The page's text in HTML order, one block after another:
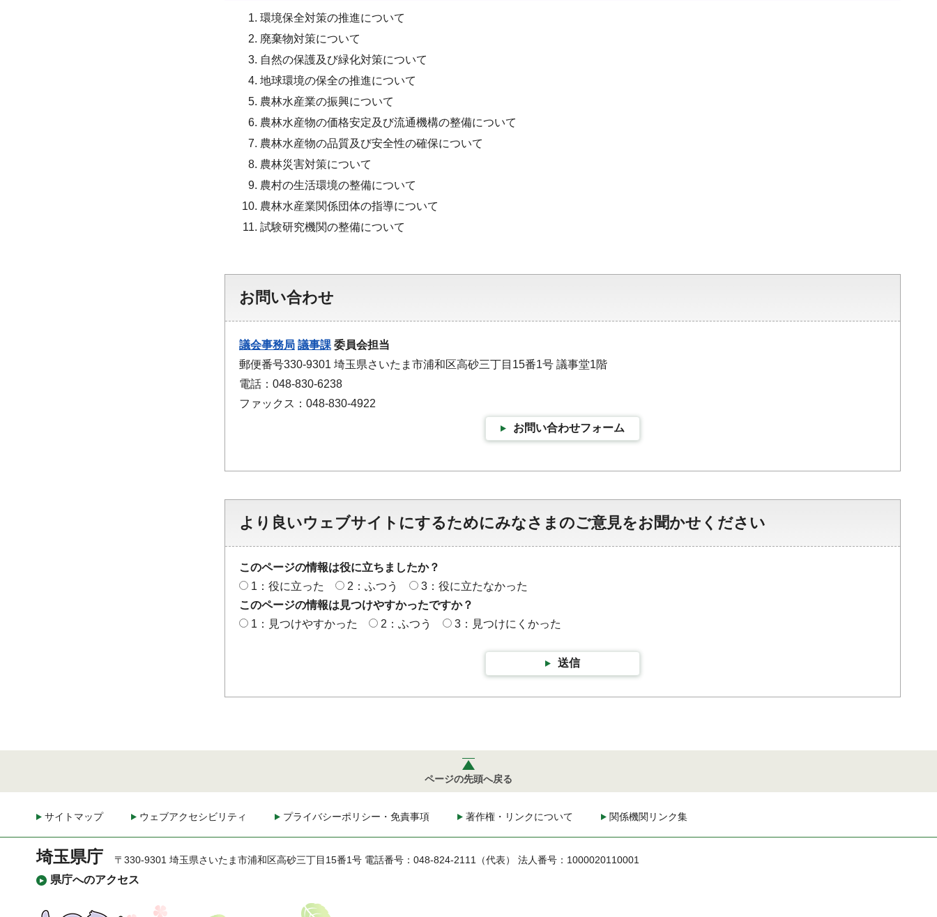
環境保全対策の推進について
廃棄物対策について
自然の保護及び緑化対策について
地球環境の保全の推進について
農林水産業の振興について
農林水産物の価格安定及び流通機構の整備について
農林水産物の品質及び安全性の確保について
農林災害対策について
農村の生活環境の整備について
農林水産業関係団体の指導について
試験研究機関の整備について
お問い合わせ
議会事務局 議事課 委員会担当
郵便番号330-9301 埼玉県さいたま市浦和区高砂三丁目15番1号 議事堂1階
電話：048-830-6238
ファックス：048-830-4922
お問い合わせフォーム
より良いウェブサイトにするためにみなさまのご意見をお聞かせください
このページの情報は役に立ちましたか？
1：役に立った
2：ふつう
3：役に立たなかった
このページの情報は見つけやすかったですか？
1：見つけやすかった
2：ふつう 3：見つけにくかった
送信
ページの先頭へ戻る
サイトマップ ウェブアクセシビリティ プライバシーポリシー・免責事項 著作権・リンクについて 関係機関リンク集
埼玉県庁
県庁へのアクセス
〒330-9301 埼玉県さいたま市浦和区高砂三丁目15番1号 電話番号：048-824-2111（代表） 法人番号：1000020110001